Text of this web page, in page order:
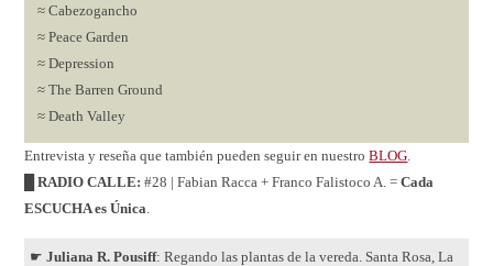
≈ Cabezogancho
≈ Peace Garden
≈ Depression
≈ The Barren Ground
≈ Death Valley
Entrevista y reseña que también pueden seguir en nuestroBLOG.
█ RADIO CALLE: #28 | Fabian Racca + Franco Falistoco A. =Cada
ESCUCHA es Única.
☛Juliana R. Pousiff: Regando las plantas de la vereda. Santa Rosa, La